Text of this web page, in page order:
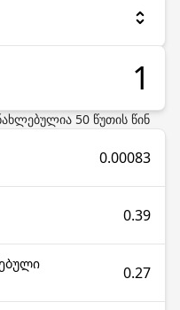
50წუთის წინ
0.00083
0.39
0.27